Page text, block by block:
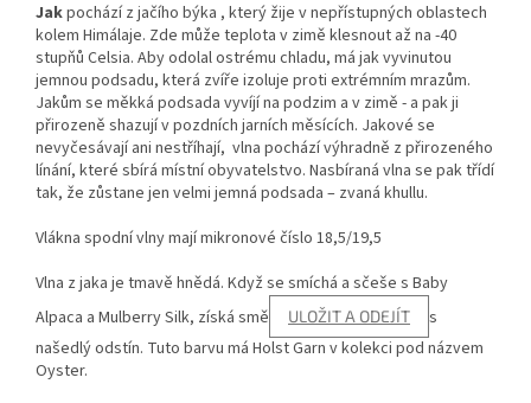
Jakpochází z jačího býka , který žije v nepřístupných oblastech
kolem Himálaje. Zde může teplota v zimě klesnout až na -40
stupňů Celsia. Aby odolal ostrému chladu, má jak vyvinutou
jemnou podsadu, která zvíře izoluje proti extrémním mrazům.
Jakům se měkká podsada vyvíjí na podzim a v zimě - a pak ji
přirozeně shazují v pozdních jarních měsících. Jakové se
nevyčesávají ani nestříhají, vlna pochází výhradně z přirozeného
línání, které sbírá místní obyvatelstvo. Nasbíraná vlna se pak třídí
tak, že zůstane jen velmi jemná podsada – zvaná khullu.
Vlákna spodní vlny mají mikronové číslo 18,5/19,5
Vlna z jaka je tmavě hnědá. Když se smíchá a sčeše s Baby
Alpaca a Mulberry Silk, získá smě
ULOŽIT A ODEJÍT
s
našedlý odstín. Tuto barvu má Holst Garn v kolekci pod názvem
Oyster.